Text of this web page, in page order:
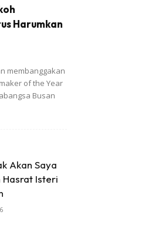
Harumkan
membanggakan
of the Year
Busan
Akan Saya
Hasrat Isteri